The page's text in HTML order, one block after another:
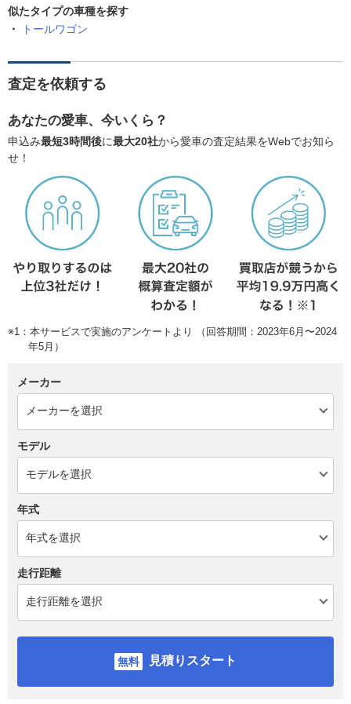
似たタイプの車種を探す
トールワゴン
査定を依頼する
あなたの愛車、今いくら？
申込み最短3時間後に最大20社から愛車の査定結果をWebでお知ら
せ！
※1：本サービスで実施のアンケートより （回答期間：2023年6月〜2024
年5月）
メーカー
モデル
年式
走行距離
見積りスタート